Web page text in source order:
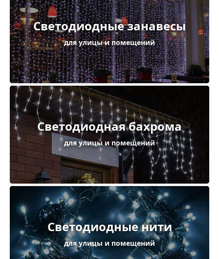
Светодиодные занавесы
для улицы и помещений
Светодиодная бахрома
для улицы и помещений
Светодиодные нити
для улицы и помещений